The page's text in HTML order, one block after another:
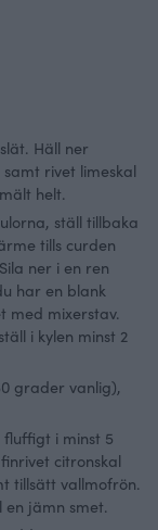
Häll ner
rivet limeskal
helt.
ställ tillbaka
tills curden
ner i en ren
har en blank
med mixerstav.
i kylen minst 2
grader vanlig),
i minst 5
citronskal
tillsätt vallmofrön.
jämn smet.